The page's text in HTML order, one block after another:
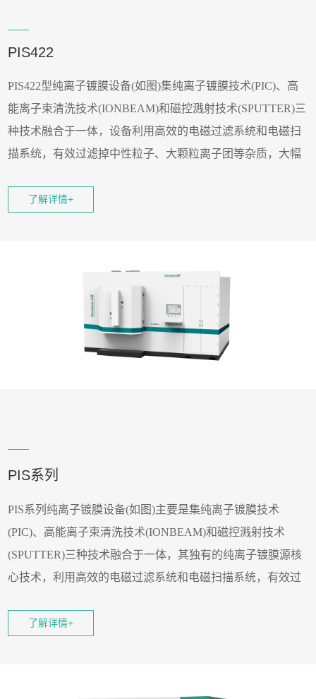
PIS422
PIS422型纯离子镀膜设备(如图)集纯离子镀膜技术(PIC)、高
能离子束清洗技术(IONBEAM)和磁控溅射技术(SPUTTER)三
种技术融合于一体，设备利用高效的电磁过滤系统和电磁扫
描系统，有效过滤掉中性粒子、大颗粒离子团等杂质，大幅
性和耐腐蚀性也更优异。可以镀制厚度范围从100nm-28μm的
了解详情+
PIS系列
PIS系列纯离子镀膜设备(如图)主要是集纯离子镀膜技术
(PIC)、高能离子束清洗技术(IONBEAM)和磁控溅射技术
(SPUTTER)三种技术融合于一体，其独有的纯离子镀膜源核
心技术，利用高效的电磁过滤系统和电磁扫描系统，有效过
束流纯度，使膜层更加致密，硬度更高，耐磨性和耐腐蚀性
了解详情+